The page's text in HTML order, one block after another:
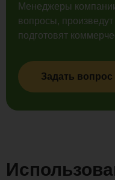
Менеджеры
вопросы, произведут
подготовят
Задать вопрос